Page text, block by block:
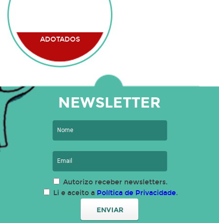
ADOTADOS
NEWSLETTER
Autorizo receber newsletters.
Li e aceito a Política de Privacidade.